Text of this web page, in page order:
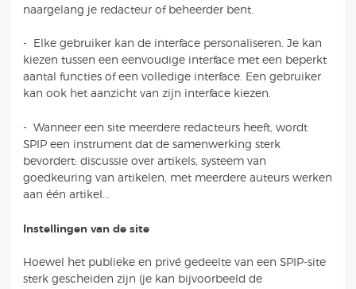
naargelang je redacteur of beheerder bent.
- Elke gebruiker kan de interface personaliseren. Je kan
kiezen tussen een eenvoudige interface met een beperkt
aantal functies of een volledige interface. Een gebruiker
kan ook het aanzicht van zijn interface kiezen.
- Wanneer een site meerdere redacteurs heeft, wordt
SPIP een instrument dat de samenwerking sterk
bevordert: discussie over artikels, systeem van
goedkeuring van artikelen, met meerdere auteurs werken
aan één artikel...
Instellingen van de site
Hoewel het publieke en privé gedeelte van een SPIP-site
sterk gescheiden zijn (je kan bijvoorbeeld de